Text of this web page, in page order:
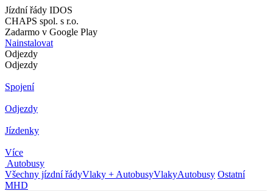
Jízdní řády IDOS
CHAPS spol. s r.o.
Zadarmo v Google Play
Nainstalovat
Odjezdy
Odjezdy
Spojení
Odjezdy
Jízdenky
Více
Autobusy
Všechny jízdní řádyVlaky + AutobusyVlakyAutobusy Ostatní
MHD